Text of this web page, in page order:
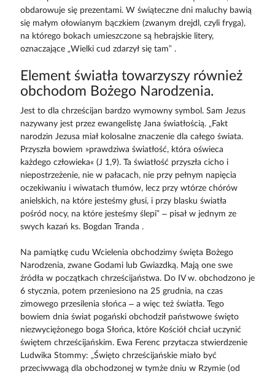
obdarowuje się prezentami. W świąteczne dni maluchy bawią
się małym ołowianym bączkiem (zwanym drejdl, czyli fryga),
na którego bokach umieszczone są hebrajskie litery,
oznaczające „Wielki cud zdarzył się tam” .
Element światła towarzyszy również
obchodom Bożego Narodzenia.
Jest to dla chrześcijan bardzo wymowny symbol. Sam Jezus
nazywany jest przez ewangelistę Jana światłością. „Fakt
narodzin Jezusa miał kolosalne znaczenie dla całego świata.
Przyszła bowiem »prawdziwa światłość, która oświeca
każdego człowieka« (J 1,9). Ta światłość przyszła cicho i
niepostrzeżenie, nie w pałacach, nie przy pełnym napięcia
oczekiwaniu i wiwatach tłumów, lecz przy wtórze chórów
anielskich, na które jesteśmy głusi, i przy blasku światła
pośród nocy, na które jesteśmy ślepi” – pisał w jednym ze
swych kazań ks. Bogdan Tranda .
Na pamiątkę cudu Wcielenia obchodzimy święta Bożego
Narodzenia, zwane Godami lub Gwiazdką. Mają one swe
źródła w początkach chrześcijaństwa. Do IV w. obchodzono je
6 stycznia, potem przeniesiono na 25 grudnia, na czas
zimowego przesilenia słońca – a więc też światła. Tego
bowiem dnia świat pogański obchodził państwowe święto
niezwyciężonego boga Słońca, które Kościół chciał uczynić
świętem chrześcijańskim. Ewa Ferenc przytacza stwierdzenie
Ludwika Stommy: „Święto chrześcijańskie miało być
przeciwwagą dla obchodzonej w tymże dniu w Rzymie (od